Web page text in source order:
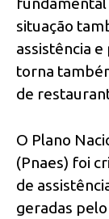
situação
assistência
torna
de
O Plano
(Pnaes) foi
de
geradas